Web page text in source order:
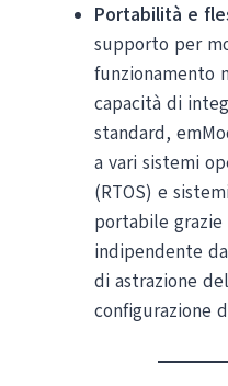
Portabilità e
supporto per
funzionamento
capacità di
standard,
a vari sistemi
(RTOS) e
portabile grazie
indipendente
di astrazione
configurazione